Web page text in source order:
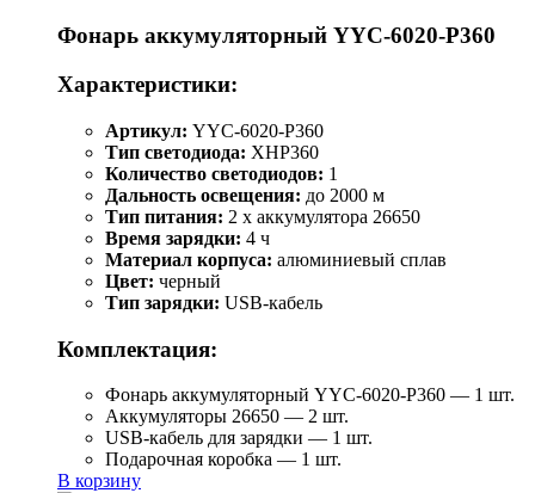
Фонарь аккумуляторный YYC-6020-P360
Характеристики:
Артикул: YYC-6020-P360
Тип светодиода: XHP360
Количество светодиодов: 1
Дальность освещения: до 2000 м
Тип питания: 2 x аккумулятора 26650
Время зарядки: 4 ч
Материал корпуса: алюминиевый сплав
Цвет: черный
Тип зарядки: USB-кабель
Комплектация:
Фонарь аккумуляторный YYC-6020-P360 — 1 шт.
Аккумуляторы 26650 — 2 шт.
USB-кабель для зарядки — 1 шт.
Подарочная коробка — 1 шт.
В корзину